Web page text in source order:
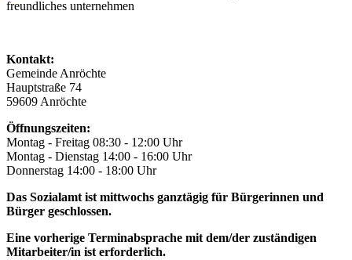
Kontakt:
Gemeinde Anröchte
Hauptstraße 74
59609 Anröchte
Öffnungszeiten:
Montag - Freitag 08:30 - 12:00 Uhr
Montag - Dienstag 14:00 - 16:00 Uhr
Donnerstag 14:00 - 18:00 Uhr
Das Sozialamt ist mittwochs ganztägig für Bürgerinnen und
Bürger geschlossen.
Eine vorherige Terminabsprache mit dem/der zuständigen
Mitarbeiter/in ist erforderlich.